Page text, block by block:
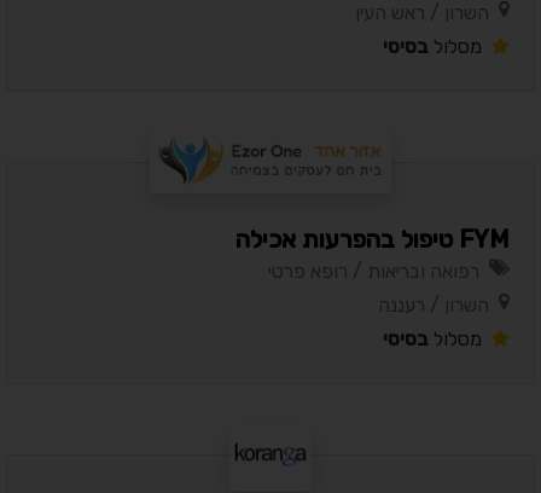
השרון / ראש העין
מסלול בסיסי
FYM טיפול בהפרעות אכילה
רפואה ובריאות / רופא פרטי
השרון / רעננה
מסלול בסיסי